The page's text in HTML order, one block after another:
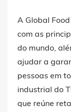
A Global
com as
do mundo,
ajudar a
pessoas em
industrial do
que reúne